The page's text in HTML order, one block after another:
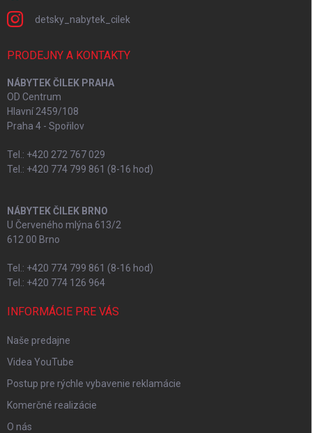
detsky_nabytek_cilek
PRODEJNY A KONTAKTY
NÁBYTEK ČILEK PRAHA
OD Centrum
Hlavní 2459/108
Praha 4 - Spořilov
Tel.: +420 272 767 029
Tel.: +420 774 799 861 (8-16 hod)
NÁBYTEK ČILEK BRNO
U Červeného mlýna 613/2
612 00 Brno
Tel.: +420 774 799 861 (8-16 hod)
Tel.: +420 774 126 964
INFORMÁCIE PRE VÁS
Naše predajne
Videa YouTube
Postup pre rýchle vybavenie reklamácie
Komerčné realizácie
O nás